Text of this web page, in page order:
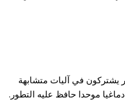
يشتركون في آليات متشابهة
موحدا حافظ عليه التطور.